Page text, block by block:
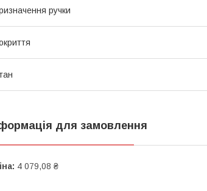
ручки
для замовлення
4 079,08 ₴